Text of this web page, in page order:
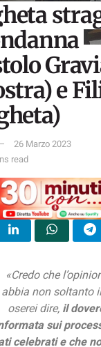
e
26 Marzo 2023
read
«Credo che
abbia non soltanto
oserei dire, il
sui
celebrati e che